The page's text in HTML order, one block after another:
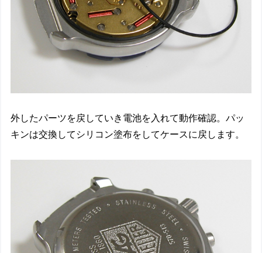
外したパーツを戻していき電池を入れて動作確認。パッ
キンは交換してシリコン塗布をしてケースに戻します。